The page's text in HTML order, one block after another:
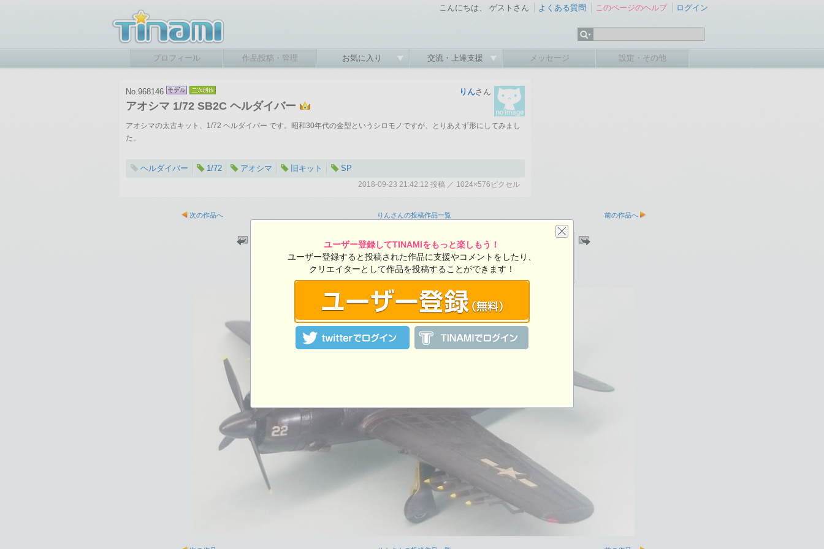
こんにちは、 ゲストさん よくある質問 このページのヘルプ ログイン
プロフィール 作品投稿・管理 お気に入り 交流・上達支援 メッセージ 設定・その他
No.968146
アオシマ 1/72 SB2C ヘルダイバー
りんさん
アオシマの太古キット、1/72 ヘルダイバー です。昭和30年代の金型というシロモノですが、とりあえず形にしてみまし
た。
ヘルダイバー 1/72 アオシマ 旧キット SP
2018-09-23 21:42:12 投稿 ／ 1024×576ピクセル
次の作品へ りんさんの投稿作品一覧 前の作品へ
2018-09-23 21:42:12 投稿
総閲覧数：1540 閲覧ユーザー数：1534
ユーザー登録してTINAMIをもっと楽しもう！
ユーザー登録すると投稿された作品に支援やコメントをしたり、
クリエイターとして作品を投稿することができます！